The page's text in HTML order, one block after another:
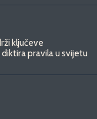
ključeve
pravila u svijetu